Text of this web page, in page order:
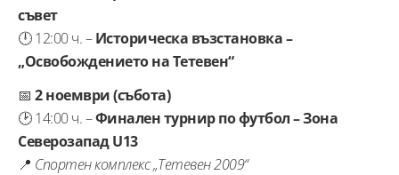
съвет
🕛 12:00 ч. –Историческа възстановка –
„Освобождението на Тетевен“
📅 2 ноември (събота)
🕑 14:00 ч. –Финален турнир по футбол – Зона
Северозапад U13
📍 Спортен комплекс „Тетевен 2009“